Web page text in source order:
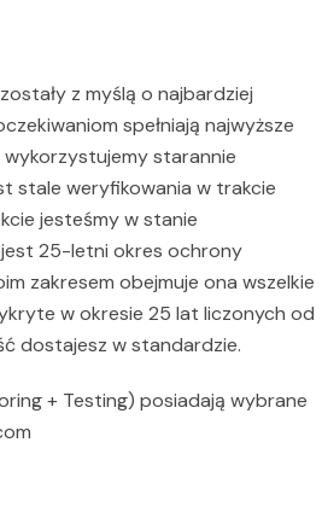
z myślą o najbardziej
spełniają najwyższe
starannie
stale weryfikowania w trakcie
jesteśmy w stanie
25-letni okres ochrony
zakresem obejmuje ona wszelkie
w okresie 25 lat liczonych od
dostajesz w standardzie.
+ Testing) posiadają wybrane